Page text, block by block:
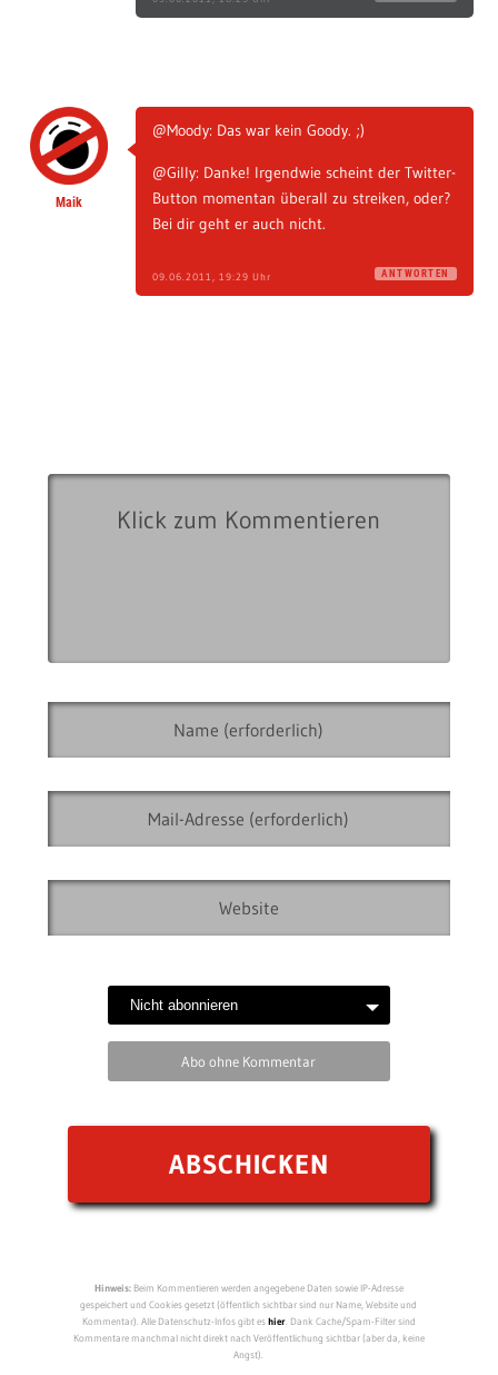
Maik
@Moody: Das war kein Goody. ;)
@Gilly: Danke! Irgendwie scheint der Twitter-
Button momentan überall zu streiken, oder?
Bei dir geht er auch nicht.
09.06.2011, 19:29 Uhr ANTWORTEN
Abo ohne Kommentar
Hinweis:Beim Kommentieren werden angegebene Daten sowie IP-Adresse
gespeichert und Cookies gesetzt (öffentlich sichtbar sind nur Name, Website und
Kommentar). Alle Datenschutz-Infos gibt eshier. Dank Cache/Spam-Filter sind
Kommentare manchmal nicht direkt nach Veröffentlichung sichtbar (aber da, keine
Angst).